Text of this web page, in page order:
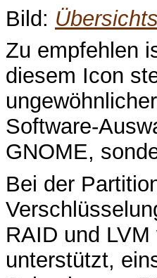
Bild:
Zu empfehlen
diesem Icon
Software-
GNOME,
Bei der
RAID und
unterstützt,